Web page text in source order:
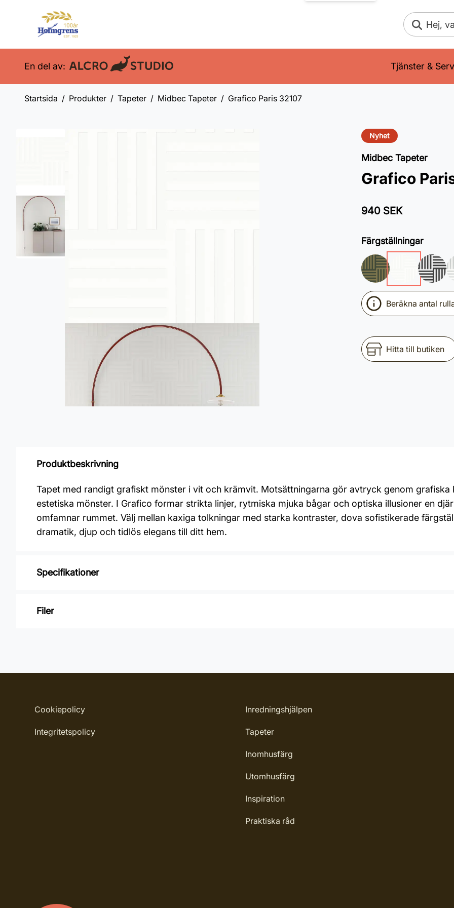
Sök
En del av: Tjänster &
Startsida Produkter Tapeter Midbec Tapeter Grafico Paris 32107
Nyhet
Midbec Tapeter
Grafico
940 SEK
Färgställningar
Beräkna antal
Hitta till butiken
Produktbeskrivning
Tapet med randigt grafiskt mönster i vit och krämvit. Motsättningarna gör avtryck genom
estetiska mönster. I Grafico formar strikta linjer, rytmiska mjuka bågar och optiska illusioner en
omfamnar rummet. Välj mellan kaxiga tolkningar med starka kontraster, dova sofistikerade
dramatik, djup och tidlös elegans till ditt hem.
Specifikationer
Varumärke: Midbec Tapeter
Bredd: 0,53 m
Rekommenderat lim: Hernia non woven
Filer
Cookiepolicy
Integritetspolicy
Inredningshjälpen
Tapeter
Inomhusfärg
Utomhusfärg
Inspiration
Praktiska råd